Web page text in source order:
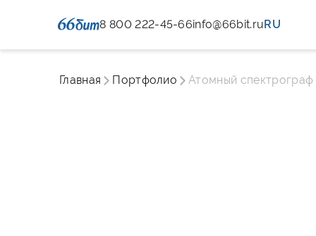
8 800 222-45-66info@66bit.ruRU
Главная Портфолио Атомный спектрограф